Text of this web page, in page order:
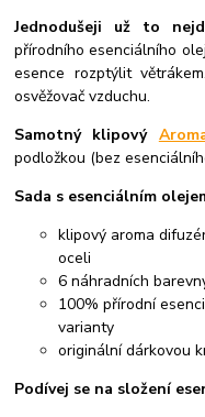
Jednodušeji už to
přírodního esenciálního
esence rozptýlit
osvěžovač vzduchu.
Samotný klipový
podložkou (bez
Sada s esenciálním
klipový aroma
oceli
6 náhradních
100% přírodní
varianty
originální dárkovou
Podívej se na složení